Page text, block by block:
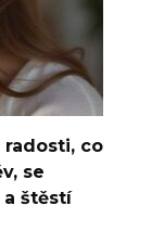
radosti, co
se
štěstí